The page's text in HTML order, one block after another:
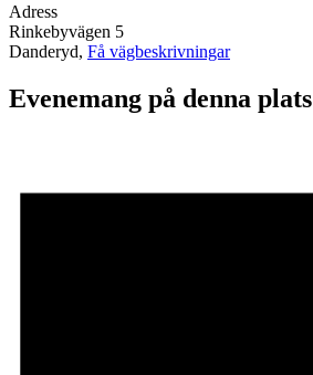
Adress
Rinkebyvägen 5
Danderyd, Få vägbeskrivningar
Evenemang på denna plats